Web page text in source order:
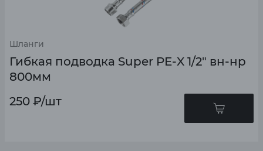
Шланги
Гибкая подводка Super PE-X 1/2" вн-нр
800мм
250 ₽/шт